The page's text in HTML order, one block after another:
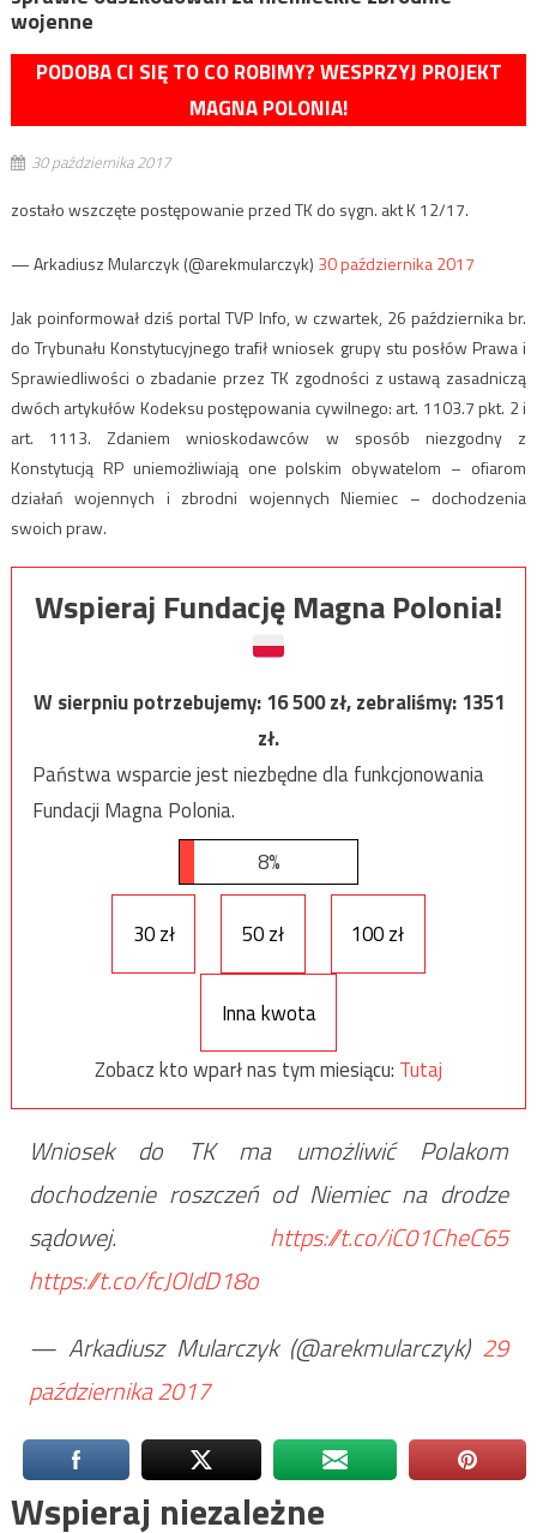
wojenne
PODOBA CI SIĘ TO CO ROBIMY? WESPRZYJ PROJEKT
MAGNA POLONIA!
30 października 2017
zostało wszczęte postępowanie przed TK do sygn. akt K 12/17.
— Arkadiusz Mularczyk (@arekmularczyk) 30 października 2017
Jak poinformował dziś portal TVP Info, w czwartek, 26 października br.
do Trybunału Konstytucyjnego trafił wniosek grupy stu posłów Prawa i
Sprawiedliwości o zbadanie przez TK zgodności z ustawą zasadniczą
dwóch artykułów Kodeksu postępowania cywilnego: art. 1103.7 pkt. 2 i
art. 1113. Zdaniem wnioskodawców w sposób niezgodny z
Konstytucją RP uniemożliwiają one polskim obywatelom – ofiarom
działań wojennych i zbrodni wojennych Niemiec – dochodzenia
swoich praw.
Wspieraj Fundację Magna Polonia!
W sierpniu potrzebujemy:16 500zł, zebraliśmy:1351
zł.
Państwa wsparcie jest niezbędne dla funkcjonowania
Fundacji Magna Polonia.
8%
30 zł 50 zł 100 zł
Inna kwota
Zobacz kto wparł nas tym miesiącu: Tutaj
Wniosek do TK ma umożliwić Polakom
dochodzenie roszczeń od Niemiec na drodze
sądowej. https://t.co/iC01CheC65
https://t.co/fcJOIdD18o
— Arkadiusz Mularczyk (@arekmularczyk) 29
października 2017
Wspieraj niezależne